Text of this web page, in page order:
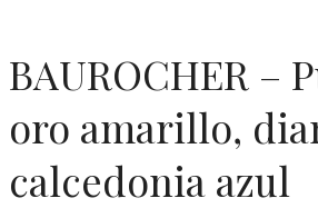
BAUROCHER –
oro amarillo,
calcedonia azul